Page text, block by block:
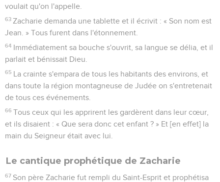
voulait qu'on l'appelle.
63 Zacharie demanda une tablette et il écrivit : « Son nom est
Jean. » Tous furent dans l'étonnement.
64 Immédiatement sa bouche s'ouvrit, sa langue se délia, et il
parlait et bénissait Dieu.
65 La crainte s'empara de tous les habitants des environs, et
dans toute la région montagneuse de Judée on s'entretenait
de tous ces événements.
66 Tous ceux qui les apprirent les gardèrent dans leur cœur,
et ils disaient : « Que sera donc cet enfant ? » Et [en effet] la
main du Seigneur était avec lui.
Le cantique prophétique de Zacharie
67 Son père Zacharie fut rempli du Saint-Esprit et prophétisa